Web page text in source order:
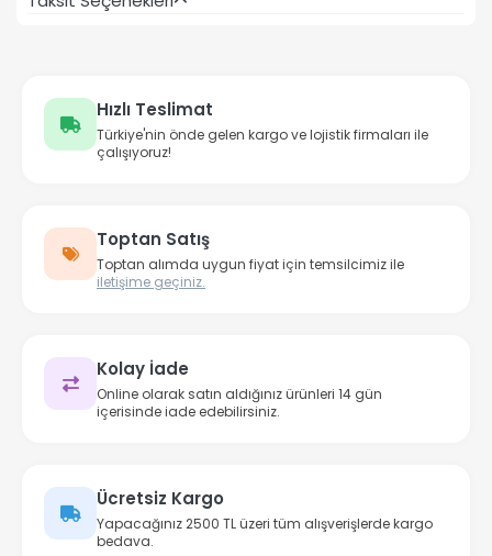
Hızlı Teslimat
Türkiye'nin önde gelen kargo ve lojistik firmaları ile
çalışıyoruz!
Toptan Satış
Toptan alımda uygun fiyat için temsilcimiz ile
iletişime geçiniz.
Kolay İade
Online olarak satın aldığınız ürünleri 14 gün
içerisinde iade edebilirsiniz.
Ücretsiz Kargo
Yapacağınız 2500 TL üzeri tüm alışverişlerde kargo
bedava.